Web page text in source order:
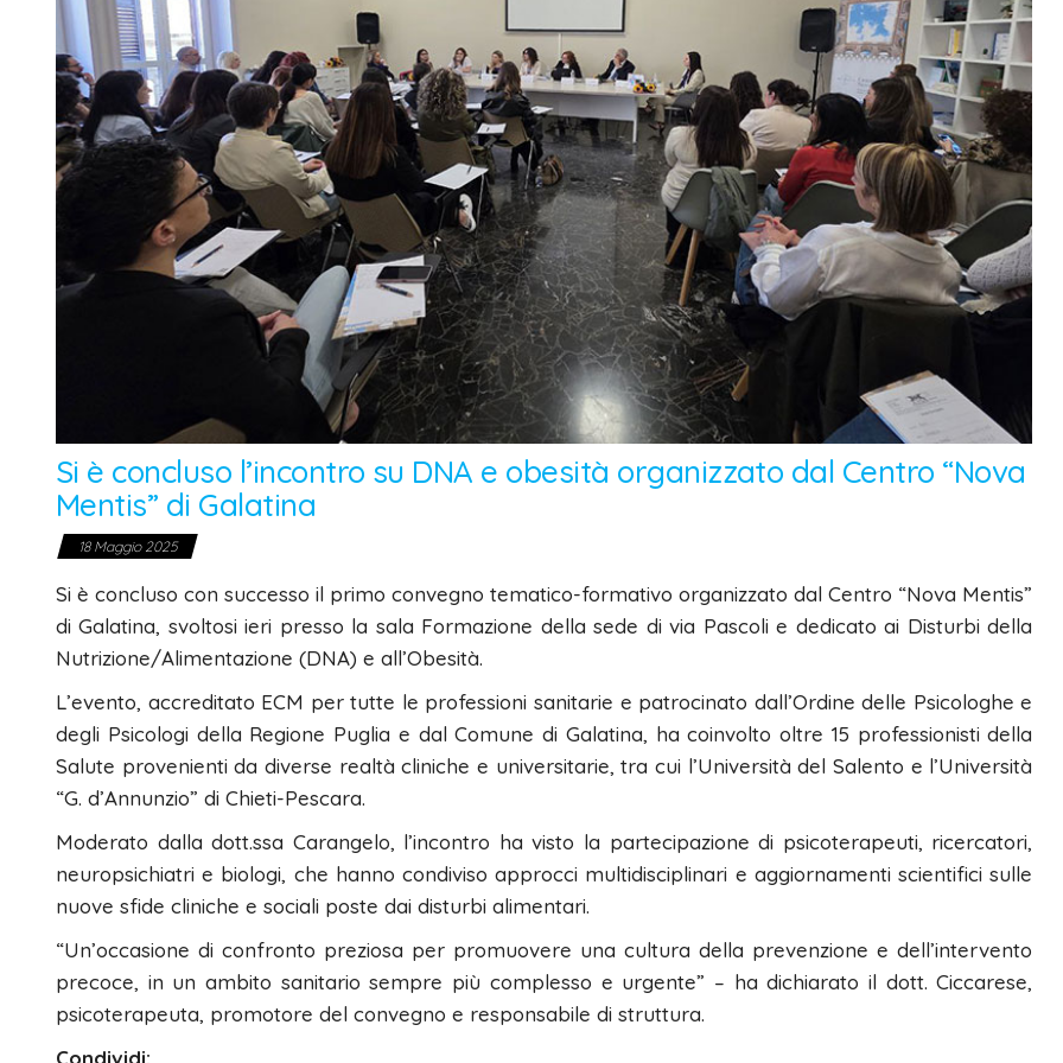
Si è concluso l’incontro su DNA e obesità organizzato dal Centro “Nova
Mentis” di Galatina
18 Maggio 2025
Si è concluso con successo il primo convegno tematico-formativo organizzato dal Centro “Nova Mentis”
di Galatina, svoltosi ieri presso la sala Formazione della sede di via Pascoli e dedicato ai Disturbi della
Nutrizione/Alimentazione (DNA) e all’Obesità.
L’evento, accreditato ECM per tutte le professioni sanitarie e patrocinato dall’Ordine delle Psicologhe e
degli Psicologi della Regione Puglia e dal Comune di Galatina, ha coinvolto oltre 15 professionisti della
Salute provenienti da diverse realtà cliniche e universitarie, tra cui l’Università del Salento e l’Università
“G. d’Annunzio” di Chieti-Pescara.
Moderato dalla dott.ssa Carangelo, l’incontro ha visto la partecipazione di psicoterapeuti, ricercatori,
neuropsichiatri e biologi, che hanno condiviso approcci multidisciplinari e aggiornamenti scientifici sulle
nuove sfide cliniche e sociali poste dai disturbi alimentari.
“Un’occasione di confronto preziosa per promuovere una cultura della prevenzione e dell’intervento
precoce, in un ambito sanitario sempre più complesso e urgente” – ha dichiarato il dott. Ciccarese,
psicoterapeuta, promotore del convegno e responsabile di struttura.